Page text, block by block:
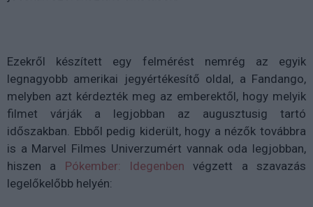
Ezekről készített egy felmérést nemrég az egyik
legnagyobb amerikai jegyértékesítő oldal, a Fandango,
melyben azt kérdezték meg az emberektől, hogy melyik
filmet várják a legjobban az augusztusig tartó
időszakban. Ebből pedig kiderült, hogy a nézők továbbra
is a Marvel Filmes Univerzumért vannak oda legjobban,
hiszen a Pókember: Idegenben végzett a szavazás
legelőkelőbb helyén: